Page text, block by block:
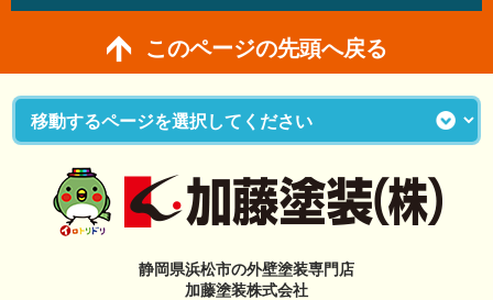
このページの先頭へ戻る
静岡県浜松市の外壁塗装専門店
加藤塗装株式会社